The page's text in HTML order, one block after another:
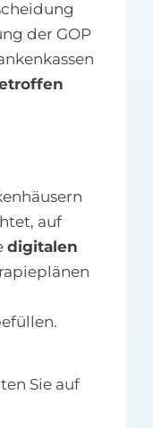
der GOP
auf
digitalen
Sie auf